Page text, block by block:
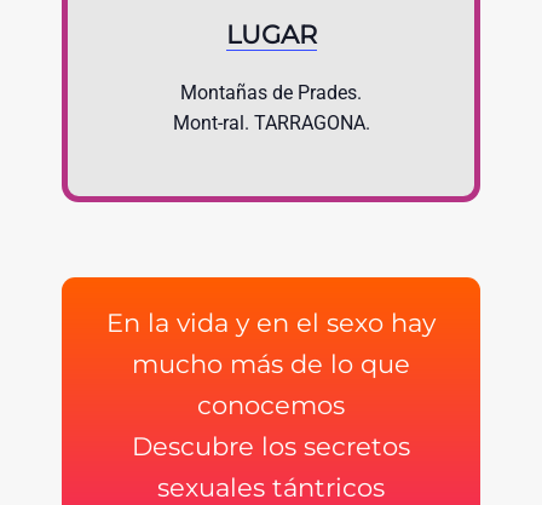
LUGAR
Montañas de Prades.
Mont-ral. TARRAGONA.
En la vida y en el sexo hay
mucho más de lo que
conocemos
Descubre los secretos
sexuales tántricos